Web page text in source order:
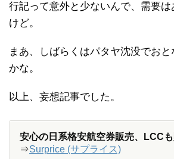
行記って意外と少ないんで、需要
けど。
まあ、しばらくはパタヤ沈没でおと
かな。
以上、妄想記事でした。
安心の日系格安航空券販売、LCC
⇒Surprice (サプライス)